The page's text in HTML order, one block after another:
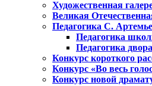
Художественная
Великая
Педагогика С.
Педагогика
Педагогика двора
Конкурс короткого
Конкурс «Во весь
Конкурс новой